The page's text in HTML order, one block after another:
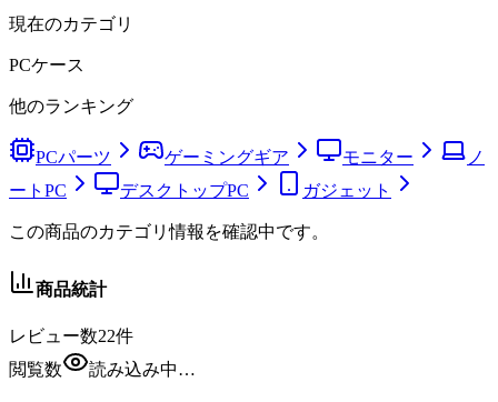
現在のカテゴリ
PCケース
他のランキング
PCパーツ ゲーミングギア モニター
ノ
ートPC
デスクトップPC ガジェット
この商品のカテゴリ情報を確認中です。
商品統計
レビュー数22件
閲覧数
読み込み中…